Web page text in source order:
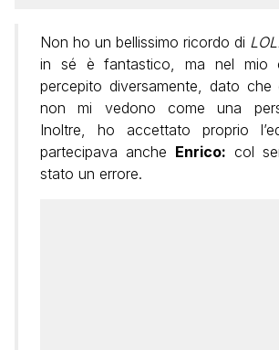
Non ho un bellissimo ricordo di
in sé è fantastico, ma nel mio
percepito diversamente, dato che
non mi vedono come una
Inoltre, ho accettato proprio
partecipava anche Enrico: col
stato un errore.